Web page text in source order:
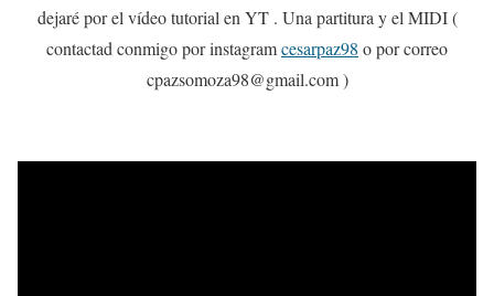
dejaré por el vídeo tutorial en YT . Una partitura y el MIDI (
contactad conmigo por instagramcesarpaz98 o por correo
cpazsomoza98@gmail.com )